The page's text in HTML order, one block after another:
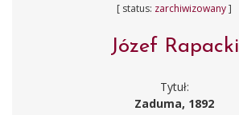
[ status: zarchiwizowany]
Józef Rapacki
Tytuł:
Zaduma, 1892